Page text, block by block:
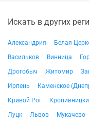
Искать в других
Александрия Белая
Васильков
Винница
Дрогобыч
Житомир
Ирпень
Каменское
Кривой Рог
Луцк
Львов Мукачево